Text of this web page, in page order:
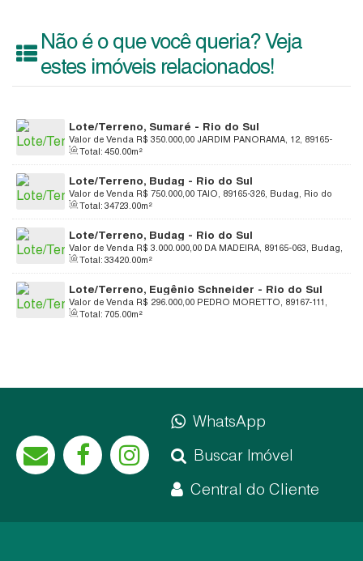
Não é o que você queria? Veja
estes imóveis relacionados!
Lote/Terreno, Sumaré - Rio do Sul
R$ 350.000,00
Valor de Venda
JARDIM PANORAMA, 12, 89165-
726, Sumaré, Rio do Sul, Santa Catarina, Brasil
Total: 450 .00m²
Lote/Terreno, Budag - Rio do Sul
R$ 750.000,00
Valor de Venda
TAIO, 89165-326, Budag, Rio do
Sul, Santa Catarina, Brasil
Total: 34723 .00m²
Lote/Terreno, Budag - Rio do Sul
R$ 3.000.000,00
Valor de Venda
DA MADEIRA, 89165-063, Budag,
Rio do Sul, Santa Catarina, Brasil
Total: 33420 .00m²
Lote/Terreno, Eugênio Schneider - Rio do Sul
R$ 296.000,00
Valor de Venda
PEDRO MORETTO, 89167-111,
Eugênio Schneider, Rio do Sul, Santa Catarina, Brasil
Total: 705 .00m²
WhatsApp
Buscar Imóvel
Central do Cliente